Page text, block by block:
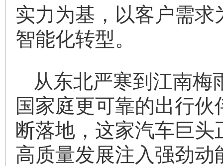
实力为基，以客户需
智能化转型。
从东北严寒到江南梅
国家庭更可靠的出行
断落地，这家汽车巨
高质量发展注入强劲动